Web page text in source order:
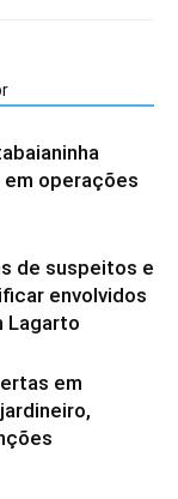
operações
de suspeitos e
envolvidos
Lagarto
em